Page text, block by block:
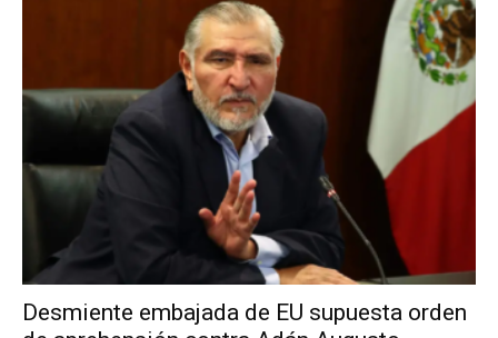
Desmiente embajada de EU supuesta orden